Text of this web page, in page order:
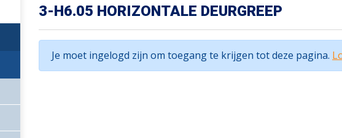
3-H6.05 HORIZONTALE DEURGREEP
Je moet ingelogd zijn om toegang te krijgen tot deze pagina.